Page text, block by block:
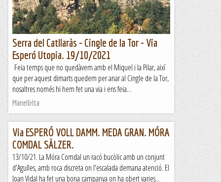
Serra del Catllaràs - Cingle de la Tor - Via
Esperó Utopia. 19/10/2021
Feia temps que no quedàvem amb el Miquel i la Pilar, així
que per aquest dimarts quedem per anar al Cingle de la Tor,
nosaltres només hi hem fet una via i ens feia...
Manel&Ita
Via ESPERÓ VOLL DAMM. MEDA GRAN. MÓRA
COMDAL SÀLZER.
13/10/21. La Móra Comdal un racó bucòlic amb un conjunt
d'Agulles, amb roca discreta on l'escalada demana atenció. El
Joan Vidal ha fet una bona campanya on ha obert varies...